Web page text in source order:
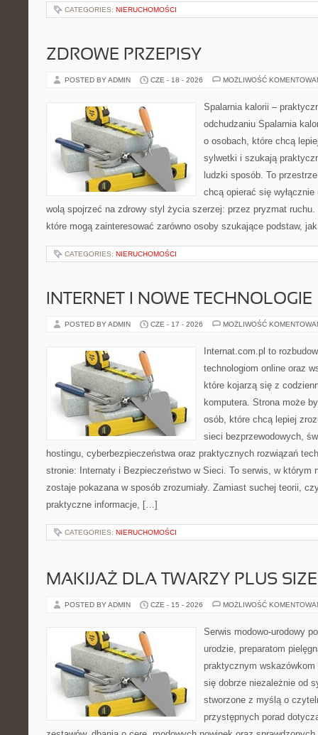
CATEGORIES: NIERUCHOMOŚCI
ZDROWE PRZEPISY
POSTED BY ADMIN CZE - 18 - 2026 MOŻLIWOŚĆ
Spalarnia kalorii –
odchudzaniu Spalarnia
o osobach, które chcą
sylwetki i szukają
ludzki sposób. To
chcą opierać się
wolą spojrzeć na zdrowy styl życia szerzej: przez pryzmat
które mogą zainteresować zarówno osoby szukające podstaw,
CATEGORIES: NIERUCHOMOŚCI
INTERNET I NOWE TECHNOLOGIE
POSTED BY ADMIN CZE - 17 - 2026 MOŻLIWOŚĆ
Internat.com.pl to
technologiom online oraz
które kojarzą się z
komputera. Strona może
osób, które chcą lepiej
sieci bezprzewodowych,
hostingu, cyberbezpieczeństwa oraz praktycznych rozwiązań
stronie: Internaty i Bezpieczeństwo w Sieci. To serwis, w którym
zostaje pokazana w sposób zrozumiały. Zamiast suchej teorii,
praktyczne informacje, […]
CATEGORIES: NIERUCHOMOŚCI
MAKIJAŻ DLA TWARZY PLUS SIZE
POSTED BY ADMIN CZE - 15 - 2026 MOŻLIWOŚĆ
Serwis modowo-urodowy
urodzie, preparatom
praktycznym
się dobrze niezależnie od
stworzone z myślą o
przystępnych porad